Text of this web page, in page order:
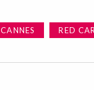
RED